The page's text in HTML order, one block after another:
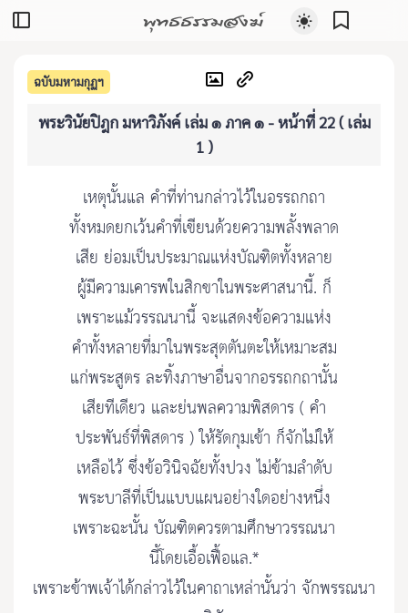
พุทธธรรมสงฆ์
ฉบับมหามกุฏฯ
พระวินัยปิฎก มหาวิภังค์ เล่ม ๑ ภาค ๑ - หน้าที่ 22 ( เล่ม
1 )
เหตุนั้นแล คําที่ท่านกล่าวไว้ในอรรถกถา
ทั้งหมดยกเว้นคําที่เขียนด้วยความพลั้งพลาด
เสีย ย่อมเป็นประมาณแห่งบัณฑิตทั้งหลาย
ผู้มีความเคารพในสิกขาในพระศาสนานี้. ก็
เพราะแม้วรรณนานี้ จะแสดงข้อความแห่ง
คําทั้งหลายที่มาในพระสุตตันตะให้เหมาะสม
แก่พระสูตร ละทิ้งภาษาอื่นจากอรรถกถานั้น
เสียทีเดียว และย่นพลความพิสดาร ( คํา
ประพันธ์ที่พิสดาร ) ให้รัดกุมเข้า ก็จักไม่ให้
เหลือไว้ ซึ่งข้อวินิจฉัยทั้งปวง ไม่ข้ามลําดับ
พระบาลีที่เป็นแบบแผนอย่างใดอย่างหนึ่ง
เพราะฉะนั้น บัณฑิตควรตามศึกษาวรรณนา
นี้โดยเอื้อเฟื้อแล.*
เพราะข้าพเจ้าได้กล่าวไว้ในคาถาเหล่านั้นว่า จักพรรณนา